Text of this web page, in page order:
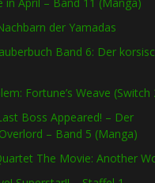
der Yamadas
Band 6: Der
Fortune’s Weave (Switch
Boss Appeared! – Der
– Band 5 (Manga)
The Movie: Another